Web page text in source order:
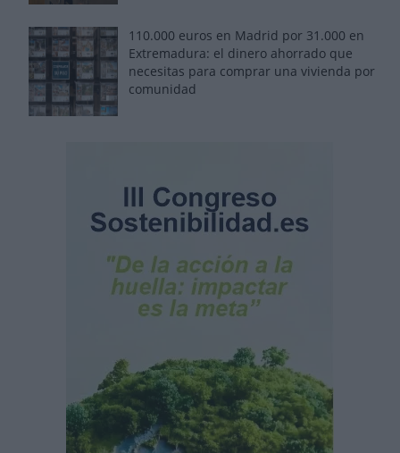
110.000 euros en Madrid por 31.000 en
Extremadura: el dinero ahorrado que
necesitas para comprar una vivienda por
comunidad